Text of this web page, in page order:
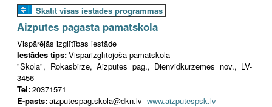
Skatīt visas iestādes programmas
Aizputes pagasta pamatskola
Vispārējās izglītības iestāde
Iestādes tips:Vispārizglītojošā pamatskola
"Skola", Rokasbirze, Aizputes pag., Dienvidkurzemes nov., LV-
3456
Tel:20371571
E-pasts:aizputespag.skola@dkn.lv www.aizputespsk.lv